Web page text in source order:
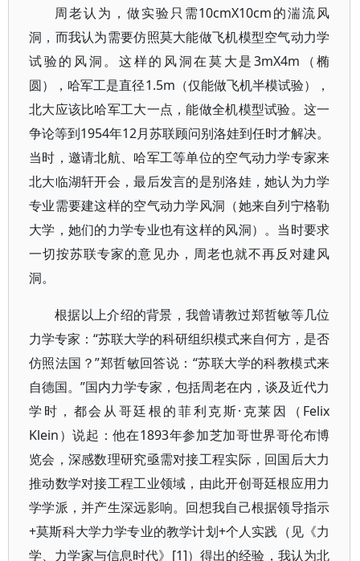
周老认为，做实验只需10cmX10cm的湍流风
洞，而我认为需要仿照莫大能做飞机模型空气动力学
试验的风洞。这样的风洞在莫大是3mX4m（椭
圆），哈军工是直径1.5m（仅能做飞机半模试验），
北大应该比哈军工大一点，能做全机模型试验。这一
争论等到1954年12月苏联顾问别洛娃到任时才解决。
当时，邀请北航、哈军工等单位的空气动力学专家来
北大临湖轩开会，最后发言的是别洛娃，她认为力学
专业需要建这样的空气动力学风洞（她来自列宁格勒
大学，她们的力学专业也有这样的风洞）。当时要求
一切按苏联专家的意见办，周老也就不再反对建风
洞。
根据以上介绍的背景，我曾请教过郑哲敏等几位
力学专家：“苏联大学的科研组织模式来自何方，是否
仿照法国？”郑哲敏回答说：“苏联大学的科教模式来
自德国。”国内力学专家，包括周老在内，谈及近代力
学时，都会从哥廷根的菲利克斯·克莱因（Felix
Klein）说起：他在1893年参加芝加哥世界哥伦布博
览会，深感数理研究亟需对接工程实际，回国后大力
推动数学对接工程工业领域，由此开创哥廷根应用力
学学派，并产生深远影响。回想我自己根据领导指示
+莫斯科大学力学专业的教学计划+个人实践（见《力
学、力学家与信息时代》[1]）得出的经验，我认为北